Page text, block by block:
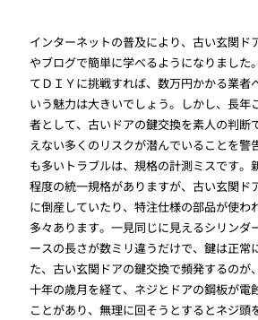
インターネットの普及により、古い玄関ド
やブログで簡単に学べるようになりました
てＤＩＹに挑戦すれば、数万円かかる業者
いう魅力は大きいでしょう。しかし、長年
者として、古いドアの鍵交換を素人の判断
えない多くのリスクが潜んでいることを警
も多いトラブルは、規格の計測ミスです。
程度の統一規格がありますが、古い玄関ド
に倒産していたり、特注仕様の部品が使わ
多々あります。一見同じに見えるシリンダ
ースの長さが数ミリ違うだけで、鍵は正常
た、古い玄関ドアの鍵交換で頻発するのが
十年の歳月を経て、ネジとドアの鋼板が電
ことがあり、無理に回そうとするとネジ頭